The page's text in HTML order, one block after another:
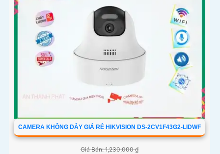
CAMERA KHÔNG DÂY GIÁ RẺ HIKVISION DS-2CV1F43G2-LIDWF
Giá Bán: 1,230,000 ₫